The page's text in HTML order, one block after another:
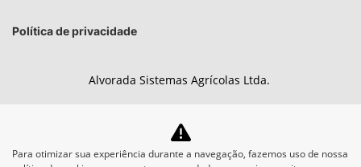
Política de privacidade
Alvorada Sistemas Agrícolas Ltda.
Para otimizar sua experiência durante a navegação, fazemos uso de nossa